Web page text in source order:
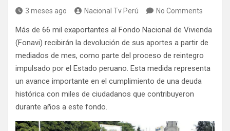
3 meses ago Nacional Tv Perú No Comments
Más de 66 mil exaportantes al Fondo Nacional de Vivienda
(Fonavi) recibirán la devolución de sus aportes a partir de
mediados de mes, como parte del proceso de reintegro
impulsado por el Estado peruano. Esta medida representa
un avance importante en el cumplimiento de una deuda
histórica con miles de ciudadanos que contribuyeron
durante años a este fondo.